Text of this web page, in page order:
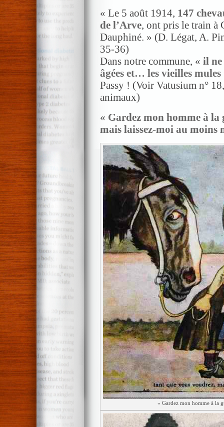
« Le 5 août 1914, 147
de l’Arve, ont pris le train à
Dauphiné. » (D. Légat, A.
35-36)
Dans notre commune, « il ne
âgées et… les vieilles mules
Passy ! (Voir Vatusium n°
animaux)
« Gardez mon homme à
mais laissez-moi au
« Gardez mon homme à la